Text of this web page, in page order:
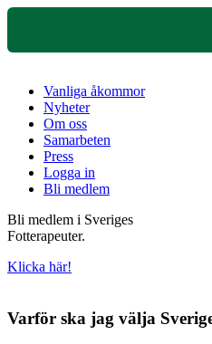
Vanliga åkommor
Nyheter
Om oss
Samarbeten
Press
Logga in
Bli medlem
Bli medlem i Sveriges
Fotterapeuter.
Klicka här!
Varför ska jag välja